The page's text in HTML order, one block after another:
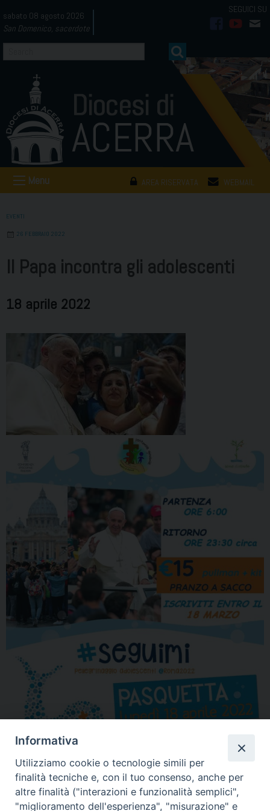
to
content
sabato 08 agosto 2026
San Domenico, sacerdote
AREA RISERVATA WEBMAIL
Menu
EVENTI
26 FEBBRAIO 2022
Il Papa incontra gli adolescenti
18 aprile 2022
Informativa
Utilizziamo cookie o tecnologie simili per
finalità tecniche e, con il tuo consenso, anche per
altre finalità ("interazioni e funzionalità semplici",
"miglioramento dell'esperienza", "misurazione" e